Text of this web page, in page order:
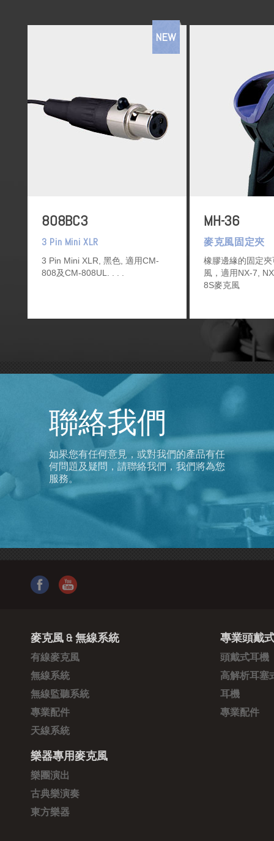
808BC3
NEW
3 Pin Mini XLR
3 Pin Mini XLR, 黑色, 適用CM-
808及CM-808UL.
MH-36
麥克風固定夾
橡膠邊緣的固定
風，適用NX-7,
8S麥克風
聯絡我們
如果您有任何意見，或對我們的產品有任
何問題及疑問，請聯絡我們，我們將為您
服務。
麥克風 & 無線系統
有線麥克風
無線系統
無線監聽系統
專業配件
天線系統
樂器專用麥克風
樂團演出
古典樂演奏
東方樂器
專業頭戴
頭戴式耳機
高解析耳塞
耳機
專業配件